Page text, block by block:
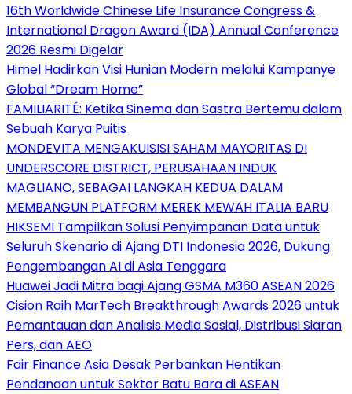
16th Worldwide Chinese Life Insurance Congress &
International Dragon Award (IDA) Annual Conference
2026 Resmi Digelar
Himel Hadirkan Visi Hunian Modern melalui Kampanye
Global “Dream Home”
FAMILIARITÉ: Ketika Sinema dan Sastra Bertemu dalam
Sebuah Karya Puitis
MONDEVITA MENGAKUISISI SAHAM MAYORITAS DI
UNDERSCORE DISTRICT, PERUSAHAAN INDUK
MAGLIANO, SEBAGAI LANGKAH KEDUA DALAM
MEMBANGUN PLATFORM MEREK MEWAH ITALIA BARU
HIKSEMI Tampilkan Solusi Penyimpanan Data untuk
Seluruh Skenario di Ajang DTI Indonesia 2026, Dukung
Pengembangan AI di Asia Tenggara
Huawei Jadi Mitra bagi Ajang GSMA M360 ASEAN 2026
Cision Raih MarTech Breakthrough Awards 2026 untuk
Pemantauan dan Analisis Media Sosial, Distribusi Siaran
Pers, dan AEO
Fair Finance Asia Desak Perbankan Hentikan
Pendanaan untuk Sektor Batu Bara di ASEAN